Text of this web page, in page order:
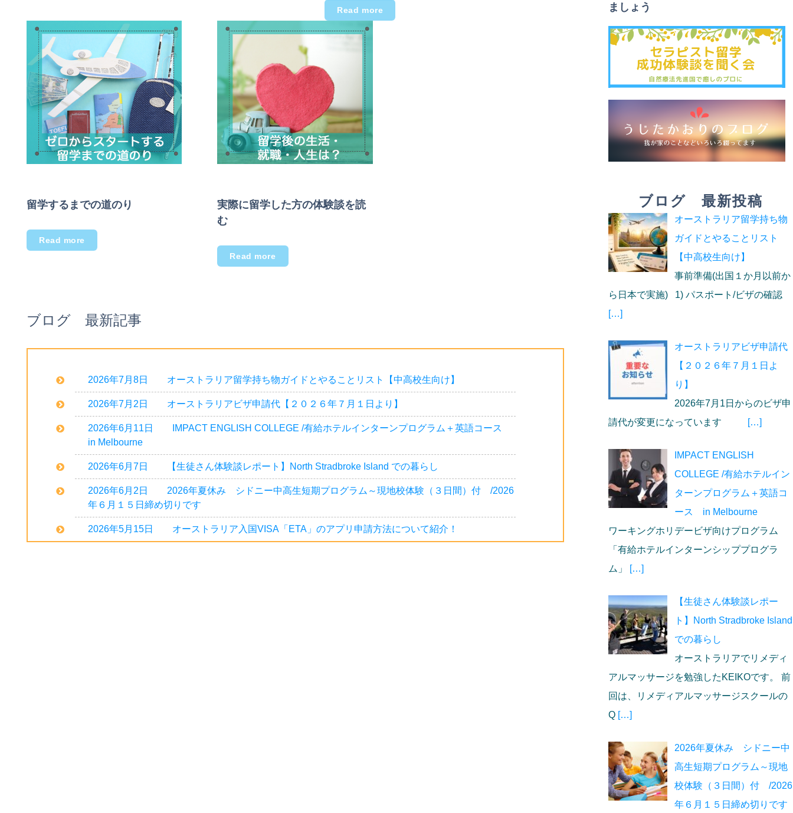
Read more
留学するまでの道のり
Read more
実際に留学した方の体験談を読
む
Read more
ブログ 最新記事
2026年7月8日 オーストラリア留学持ち物ガイドとやることリスト【中高校生向け】
2026年7月2日 オーストラリアビザ申請代【２０２６年７月１日より】
2026年6月11日 IMPACT ENGLISH COLLEGE /有給ホテルインターンプログラム＋英語コース
in Melbourne
2026年6月7日 【生徒さん体験談レポート】North Stradbroke Island での暮らし
2026年6月2日 2026年夏休み シドニー中高生短期プログラム～現地校体験（３日間）付 /2026
年６月１５日締め切りです
2026年5月15日 オーストラリア入国VISA「ETA」のアプリ申請方法について紹介！
ましょう
ブログ 最新投稿
オーストラリア留学持ち物
ガイドとやることリスト
【中高校生向け】
事前準備(出国１か月以前か
ら日本で実施) 1) パスポート/ビザの確認
[…]
オーストラリアビザ申請代
【２０２６年７月１日よ
り】
2026年7月1日からのビザ申
請代が変更になっています
[…]
IMPACT ENGLISH
COLLEGE /有給ホテルイン
ターンプログラム＋英語コ
ース in Melbourne
ワーキングホリデービザ向けプログラム
「有給ホテルインターンシッププログラ
ム」
[…]
【生徒さん体験談レポー
ト】North Stradbroke Island
での暮らし
オーストラリアでリメディ
アルマッサージを勉強したKEIKOです。 前
回は、リメディアルマッサージスクールの
Q […]
2026年夏休み シドニー中
高生短期プログラム～現地
校体験（３日間）付 /2026
年６月１５日締め切りです